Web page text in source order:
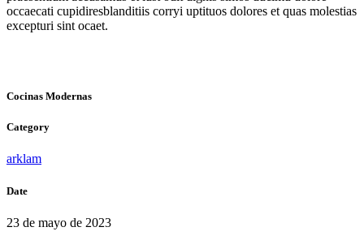
occaecati cupidiresblanditiis corryi uptituos dolores et quas molestias
excepturi sint ocaet.
Cocinas Modernas
Category
arklam
Date
23 de mayo de 2023